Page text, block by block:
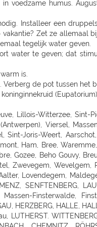
voedzame humus.
Installeer een
Zet ze allemaal
tegelijk water geven.
water te geven; dat
is.
de pot tussen
(Eupatorium).
LÜDENSCHEID, ISERLOHN, MENDEN, AHLEN, Luedingshausen, UNNA, Soest, ARNSBERG, FRANKFURT AM MAIN (KELBACH), FRANKFURT, FRANKFURT-SCHWANHEIM, BAD VILBEL, NIDDERAU, FRIEDBERG, USINGEN, BAD HOMBURG, FRIEDRICHSDORF, Oberursel, OFFENBACH, RODGAU, DREIEICH, RÖDERMARK, HANAU, BAD SODEN - SALMUNSTER, GLAUBURG, ASCHAFFENBURG, ALZENAU, MOMBRIS, Stockstadt, ELSENFELD, MILTENBERG, DARMSTADT, Pfungstadt, Groß Gerau, MORFELDEN-WALLDORF, BENSHEIM, HEPPENHEIM, DIEBURG, GROß UMSTADT, WIESBADEN-BIEBRICH, Wiesbaden, Ruesselsheim, IDSTEIN, DIEZ, Kelkheim, Frankfurt am Main, St. Ingbert, MERZIG-BALLERN, LANDSTUHL, Bad Duerkheim, GRÜNSTADT, KAISERSLAUTERN, MANNHEIM, HEIDELBERG, WIESLOCH, Weinheim, STUTTGART 40 (ZUFFENHAUSEN), STUTTGART (DEGERLOCH), FELLBACH, LEINFELDEN-ECHTERDING, SINDELFINGEN, HERRENBERG, LEONBERG, LEONBERG 1, Ditzingen, Weil der Stadt, RUTESHEIM, Winnenden, BACKNANG, Murrhardt, LUDWIGSBURG, VAIHINGEN-ENZ, MÖGLINGEN, TUBINGEN, Mössingen, NAGOLD, Altensteig, BALINGEN, HECHINGEN, SIGMARINGEN, METZINGEN, BAD URACH, REUTLINGEN, PFULLINGEN, GOEPPINGEN, KIRCHHEIM/TECK, KIRCHHEIM / TECK, GEISLINGEN, AALEN, ELLWANGEN, SCHWABISCH GMUEND, SCHWÄBISCH GMÜND, SCHORNDORF, ESSLINGEN, HEILBRONN, NECKARSULM, WEINSBERG, WIDDERN, BIETIGHEIM-BISSINGEN, BRACKENHEIM, LAUFFEN, HESSIGHEIM, Gaildorf, SCHWABISCH HALL, ÖHRINGEN, BUCHEN, Bad Rappenau, BRETTEN, PFORZHEIM, KARLSRUHE GRÖTZINGEN, SINZHEIM, BRUCHSAL, LANDAU, OFFENBURG, KEHL,